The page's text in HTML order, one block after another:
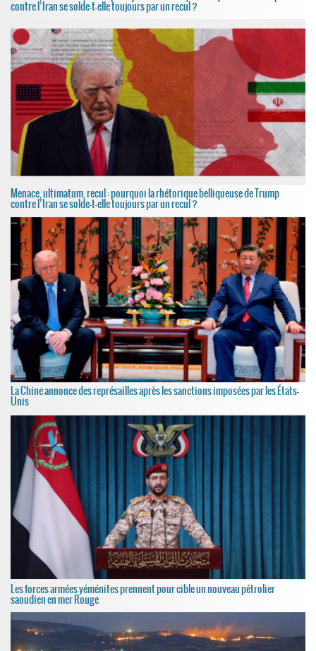
contre l’Iran se solde-t-elle toujours par un recul ?
Menace, ultimatum, recul : pourquoi la rhétorique belliqueuse de Trump
contre l’Iran se solde-t-elle toujours par un recul ?
La Chine annonce des représailles après les sanctions imposées par les États-
Unis
Les forces armées yéménites prennent pour cible un nouveau pétrolier
saoudien en mer Rouge